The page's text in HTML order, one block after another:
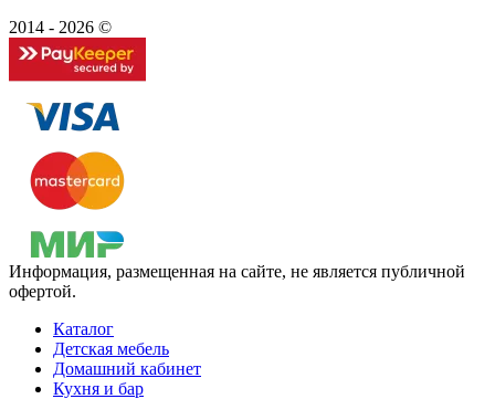
2014 - 2026 ©
Информация, размещенная на сайте, не является публичной
офертой.
Каталог
Детская мебель
Домашний кабинет
Кухня и бар